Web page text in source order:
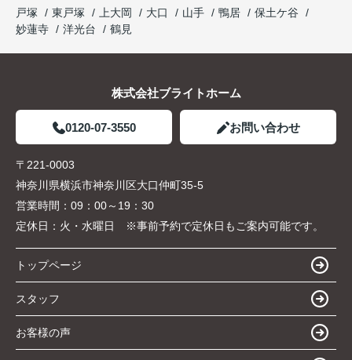
戸塚
東戸塚 上大岡 大口 山手 鴨居
保土ケ谷
妙蓮寺
洋光台 鶴見
株式会社ブライトホーム
0120-07-3550 お問い合わせ
〒221-0003
神奈川県横浜市神奈川区大口仲町35-5
営業時間： 09：00～19：30
定休日： 火・水曜日 ※事前予約で定休日もご案内可能です。
トップページ
スタッフ
お客様の声